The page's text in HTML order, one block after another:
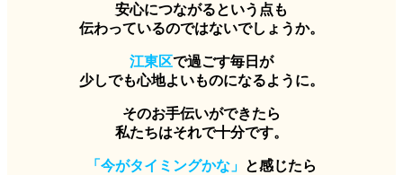
安心につながるという点も
伝わっているのではないでしょうか。
江東区で過ごす毎日が
少しでも心地よいものになるように。
そのお手伝いができたら
私たちはそれで十分です。
「今がタイミングかな」 と感じたら